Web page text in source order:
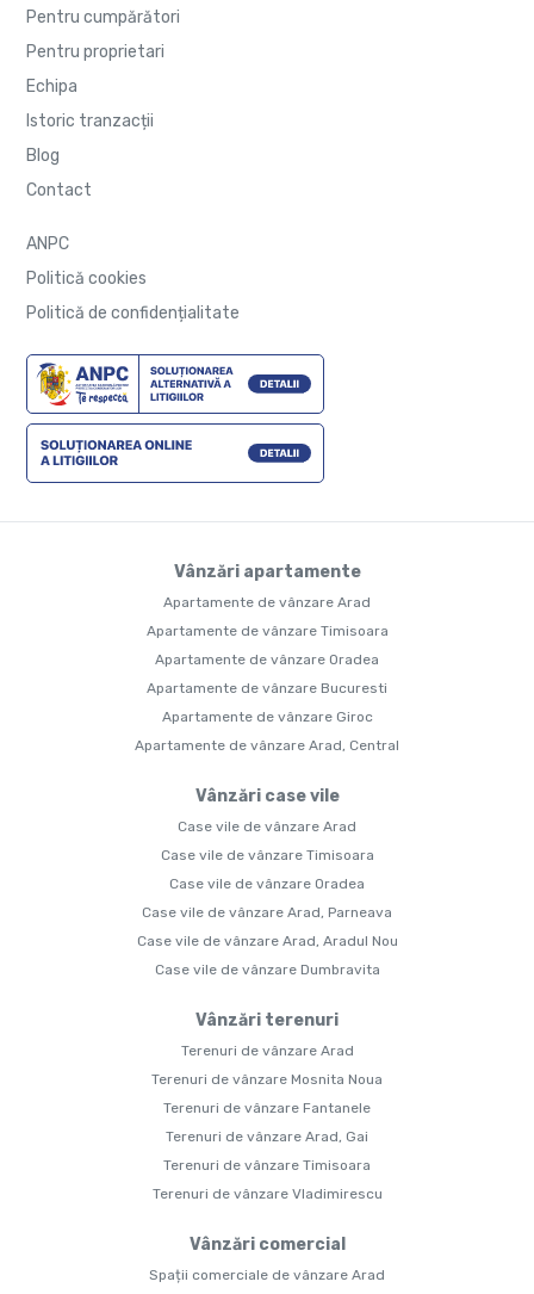
Pentru cumpărători
Pentru proprietari
Echipa
Istoric tranzacții
Blog
Contact
ANPC
Politică cookies
Politică de confidențialitate
Vânzări apartamente
Apartamente de vânzare Arad
Apartamente de vânzare Timisoara
Apartamente de vânzare Oradea
Apartamente de vânzare Bucuresti
Apartamente de vânzare Giroc
Apartamente de vânzare Arad, Central
Vânzări case vile
Case vile de vânzare Arad
Case vile de vânzare Timisoara
Case vile de vânzare Oradea
Case vile de vânzare Arad, Parneava
Case vile de vânzare Arad, Aradul Nou
Case vile de vânzare Dumbravita
Vânzări terenuri
Terenuri de vânzare Arad
Terenuri de vânzare Mosnita Noua
Terenuri de vânzare Fantanele
Terenuri de vânzare Arad, Gai
Terenuri de vânzare Timisoara
Terenuri de vânzare Vladimirescu
Vânzări comercial
Spații comerciale de vânzare Arad